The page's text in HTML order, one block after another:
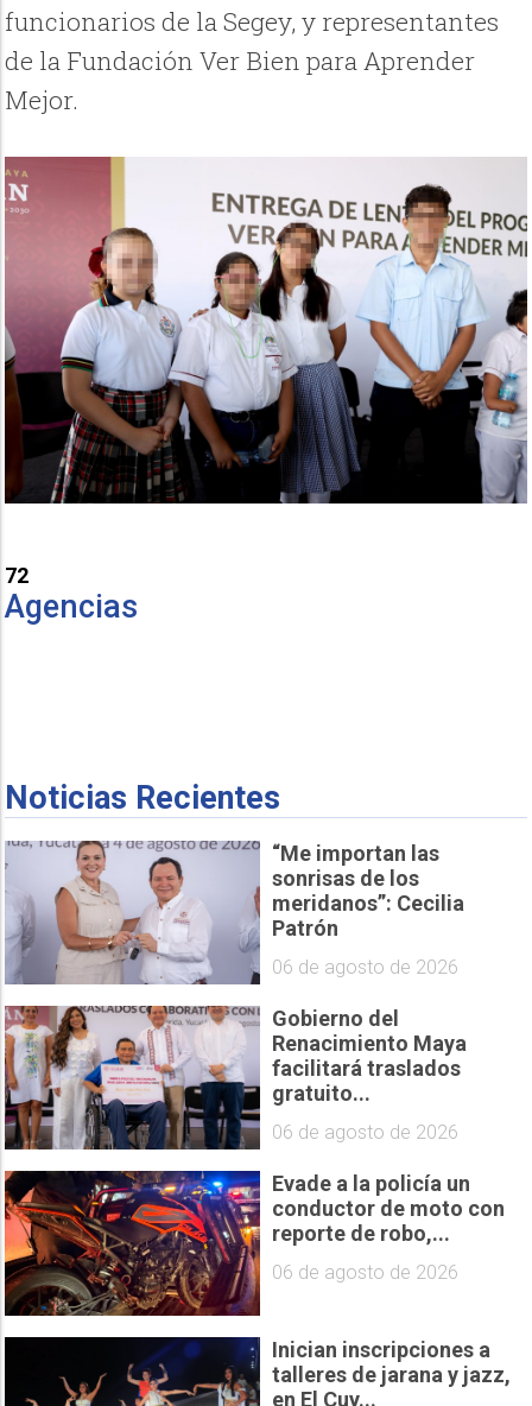
funcionarios de la Segey, y representantes
de la Fundación Ver Bien para Aprender
Mejor.
72
Agencias
Noticias Recientes
“Me importan las
sonrisas de los
meridanos”: Cecilia
Patrón
06 de agosto de 2026
Gobierno del
Renacimiento Maya
facilitará traslados
gratuito...
06 de agosto de 2026
Evade a la policía un
conductor de moto con
reporte de robo,...
06 de agosto de 2026
Inician inscripciones a
talleres de jarana y jazz,
en El Cuy...